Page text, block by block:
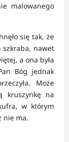
malowanego
się tak, że
szkraba, nawet
a ona była
Bóg jednak
Może
kruszynkę na
w którym
nie ma.